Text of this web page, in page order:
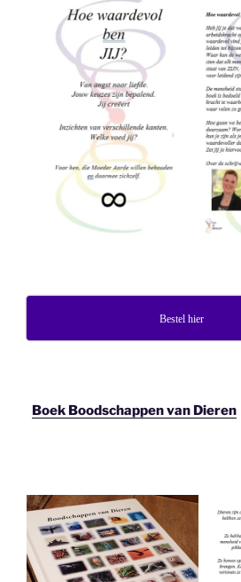
Bestel hier
Boek Boodschappen van Dieren